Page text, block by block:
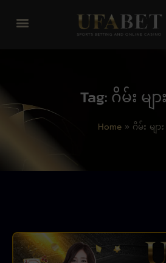
Tag: ဂိမ်း မျ
Home» ဂိမ်း မျာ